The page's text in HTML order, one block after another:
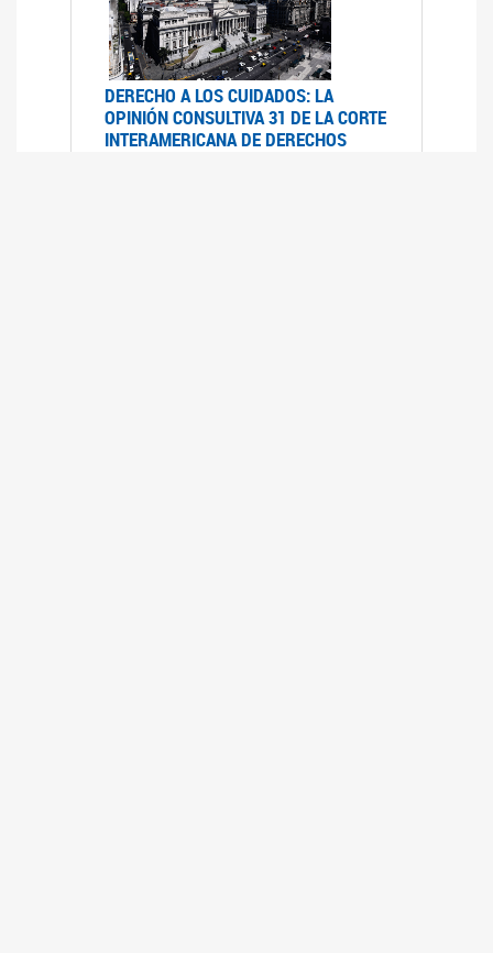
DERECHO A LOS CUIDADOS: LA
OPINIÓN CONSULTIVA 31 DE LA CORTE
INTERAMERICANA DE DERECHOS